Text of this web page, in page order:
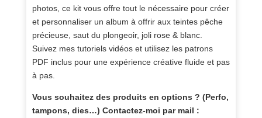
photos, ce kit vous offre tout le nécessaire pour créer
et personnaliser un album à offrir aux teintes pêche
précieuse, saut du plongeoir, joli rose & blanc.
Suivez mes tutoriels vidéos et utilisez les patrons
PDF inclus pour une expérience créative fluide et pas
à pas.
Vous souhaitez des produits en options ? (Perfo,
tampons, dies…) Contactez-moi par mail :